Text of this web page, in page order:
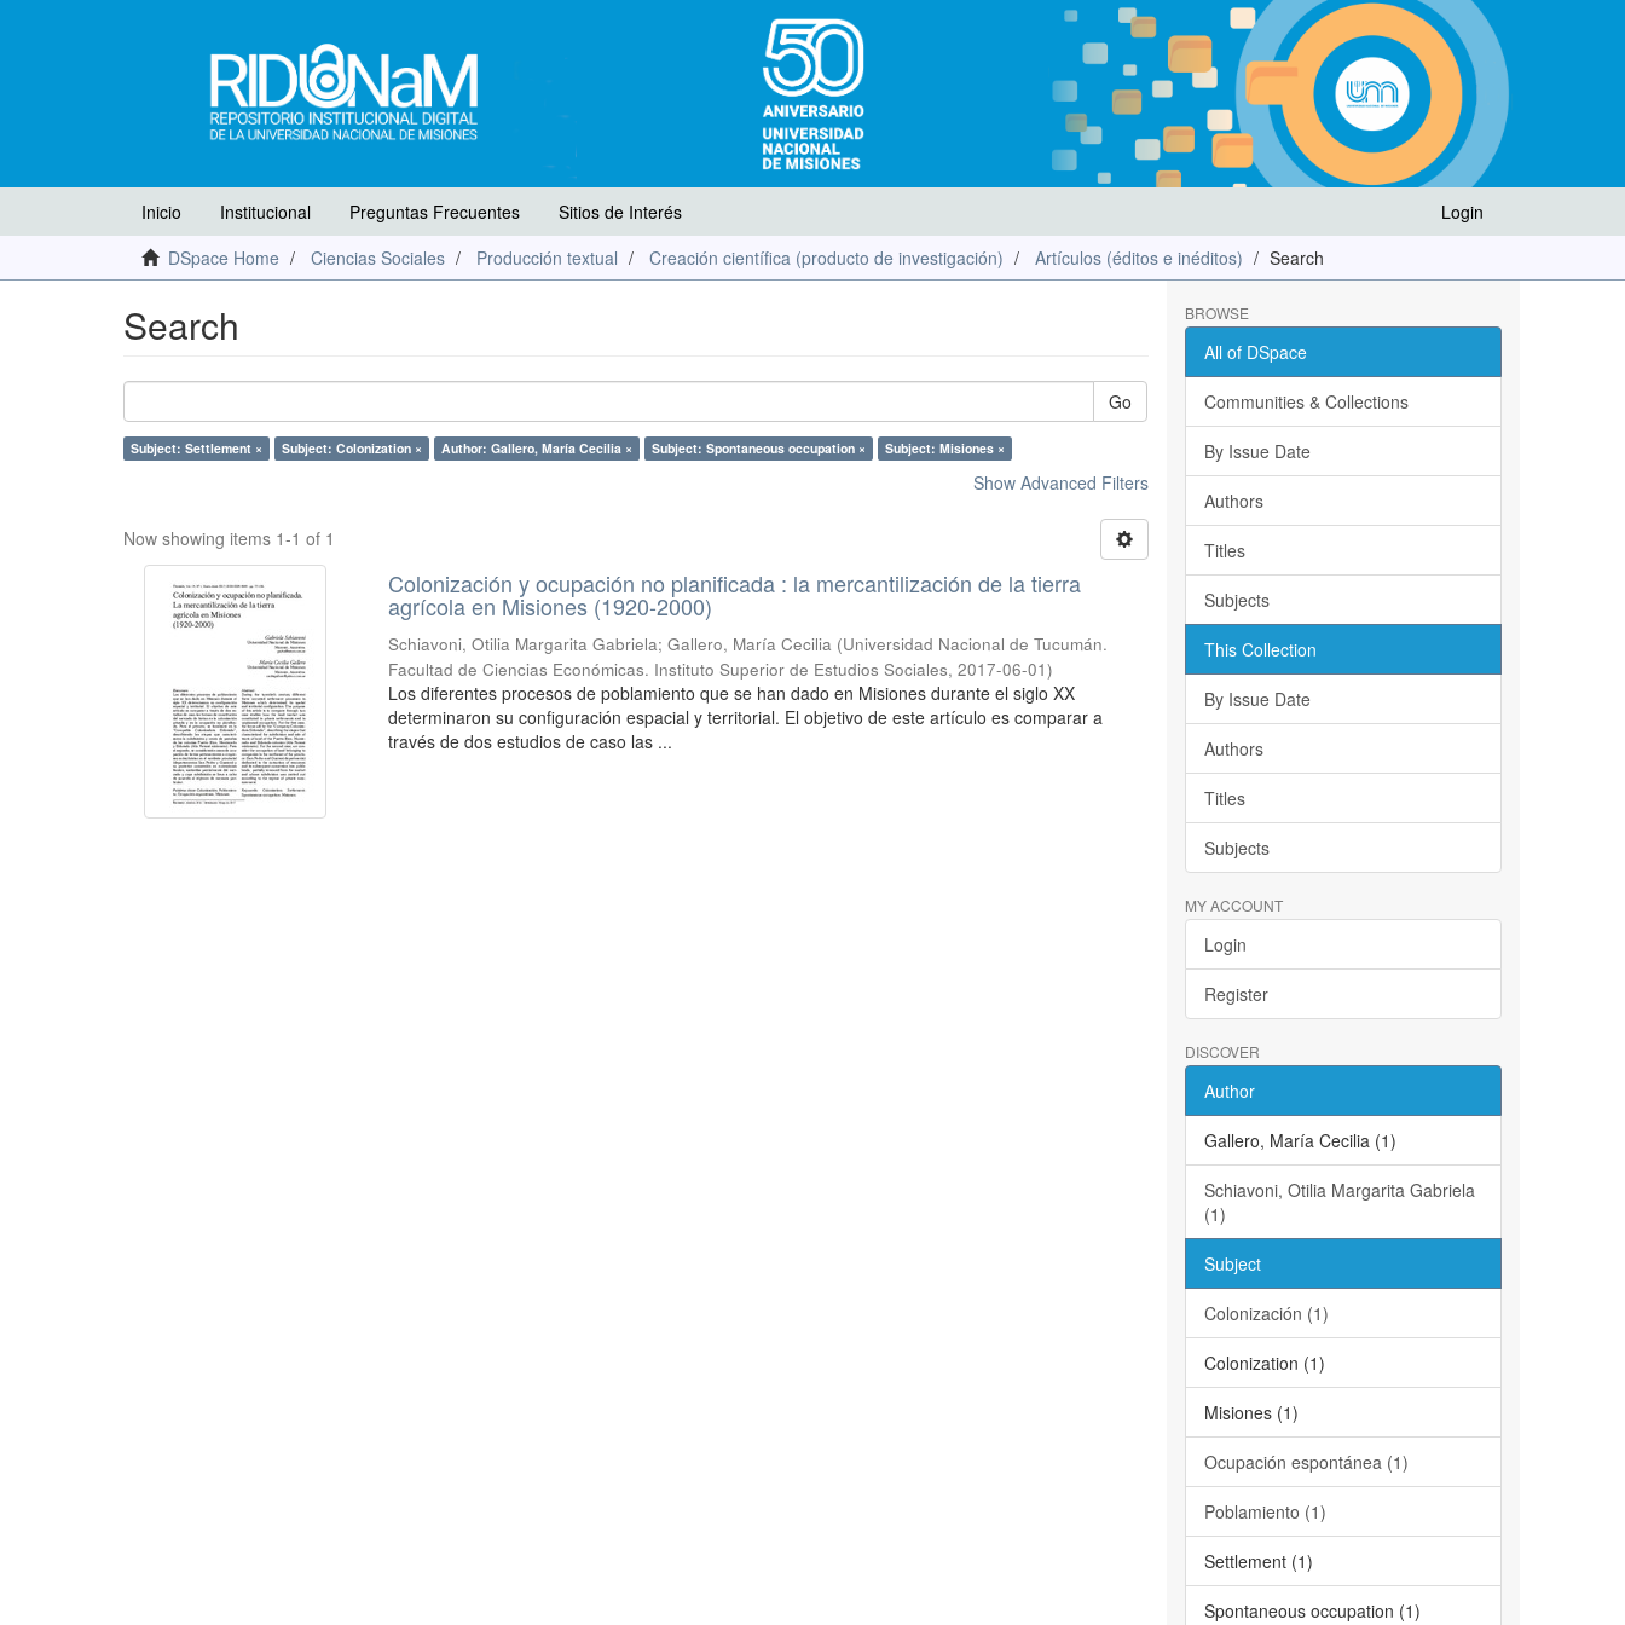
Login
Inicio Institucional Preguntas Frecuentes
Sitios de Interés
DSpace Home
Ciencias Sociales Producción textual Creación científica (producto de investigación) Artículos (éditos e inéditos) Search
Search
Go
Subject: Settlement × Subject: Colonization × Author: Gallero, María Cecilia × Subject: Spontaneous occupation × Subject: Misiones ×
Show Advanced Filters
Now showing items 1-1 of 1
Colonización y ocupación no planificada : la mercantilización de la tierra
agrícola en Misiones (1920-2000)
Schiavoni, Otilia Margarita Gabriela; Gallero, María Cecilia (Universidad Nacional de Tucumán.
Facultad de Ciencias Económicas. Instituto Superior de Estudios Sociales,2017-06-01)
Los diferentes procesos de poblamiento que se han dado en Misiones durante el siglo XX
determinaron su configuración espacial y territorial. El objetivo de este artículo es comparar a
través de dos estudios de caso las ...
BROWSE
All of DSpace
Communities & Collections
By Issue Date
Authors
Titles
Subjects
This Collection
By Issue Date
Authors
Titles
Subjects
MY ACCOUNT
Login
Register
DISCOVER
Author
Gallero, María Cecilia (1)
Schiavoni, Otilia Margarita Gabriela
(1)
Subject
Colonización (1)
Colonization (1)
Misiones (1)
Ocupación espontánea (1)
Poblamiento (1)
Settlement (1)
Spontaneous occupation (1)